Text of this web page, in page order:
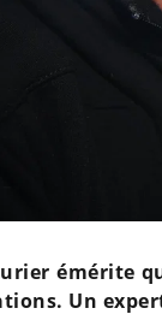
émérite
Un